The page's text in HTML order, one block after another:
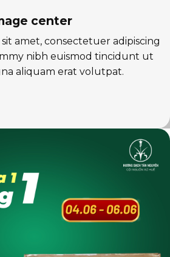
center
amet, consectetuer adipiscing
nibh euismod tincidunt ut
aliquam erat volutpat.